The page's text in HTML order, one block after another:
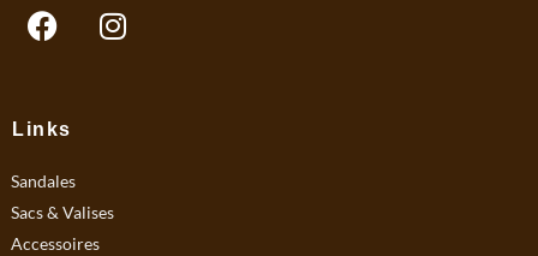
F
a
b
o
k
I
n
a
Links
Sandales
Sacs & Valises
Accessoires